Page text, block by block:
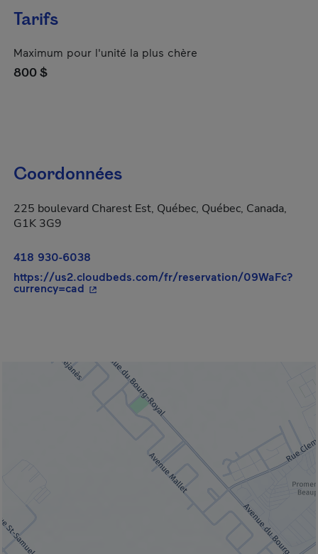
Tarifs
Maximum pour l'unité la plus chère
800 $
Coordonnées
225 boulevard Charest Est, Québec, Québec, Canada,
G1K 3G9
418 930-6038
https://us2.cloudbeds.com/fr/reservation/09WaFc?
currency=cad - Cet hyperlien s'ouvrira dans une